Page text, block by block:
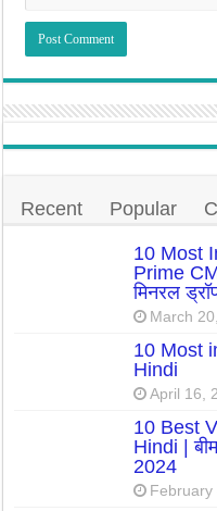
Recent Popular
10 Most
Prime
मिनरल
March
10 Most
Hindi
April 16,
10 Best
Hindi |
2024
February